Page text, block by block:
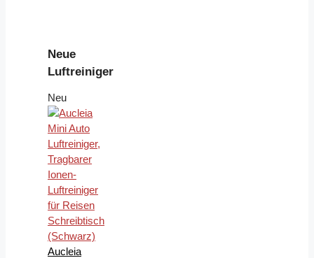
Neue
Luftreiniger
Neu
Aucleia